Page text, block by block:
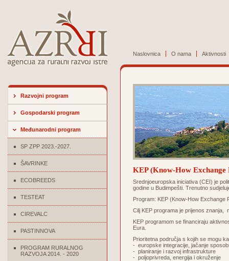
Naslovnica O nama Aktivnosti
Razvojni program
Gospodarski program
Međunarodni program
SP ZPP 2023.-2027.
ŠAVRINKE
ECOBREEDS
TESTEAT
CIREVALC
PASTINNOVA
PROGRAM RURALNOG
RAZVOJA 2014. - 2020
KEP (Know-How Exchange
Srednjoeuropska iniciativa (CEI) je
godine u Budimpešti. Trenutno
Program: KEP (Know-How Exchange
Cilj KEP programa je prijenos znanja,
KEP programom se financiraju
Eura.
Prioritetna područja s kojih se mogu
- europske integracije, jačanje
- planiranje i razvoj infrastrukture
- poljoprivreda, energija i okruženje